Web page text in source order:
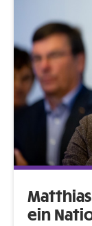
ein